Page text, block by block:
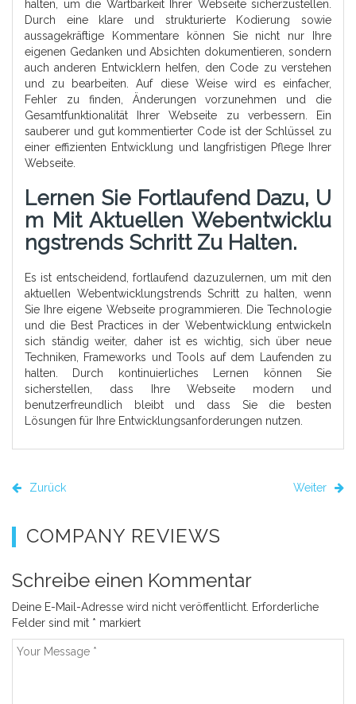
halten, um die Wartbarkeit Ihrer Webseite sicherzustellen.
Durch eine klare und strukturierte Kodierung sowie
aussagekräftige Kommentare können Sie nicht nur Ihre
eigenen Gedanken und Absichten dokumentieren, sondern
auch anderen Entwicklern helfen, den Code zu verstehen
und zu bearbeiten. Auf diese Weise wird es einfacher,
Fehler zu finden, Änderungen vorzunehmen und die
Gesamtfunktionalität Ihrer Webseite zu verbessern. Ein
sauberer und gut kommentierter Code ist der Schlüssel zu
einer effizienten Entwicklung und langfristigen Pflege Ihrer
Webseite.
Lernen Sie Fortlaufend Dazu, U
M Mit Aktuellen Webentwicklu
Ngstrends Schritt Zu Halten.
Es ist entscheidend, fortlaufend dazuzulernen, um mit den
aktuellen Webentwicklungstrends Schritt zu halten, wenn
Sie Ihre eigene Webseite programmieren. Die Technologie
und die Best Practices in der Webentwicklung entwickeln
sich ständig weiter, daher ist es wichtig, sich über neue
Techniken, Frameworks und Tools auf dem Laufenden zu
halten. Durch kontinuierliches Lernen können Sie
sicherstellen, dass Ihre Webseite modern und
benutzerfreundlich bleibt und dass Sie die besten
Lösungen für Ihre Entwicklungsanforderungen nutzen.
Zurück Weiter
COMPANY REVIEWS
Schreibe einen Kommentar
Deine E-Mail-Adresse wird nicht veröffentlicht. Erforderliche
Felder sind mit * markiert